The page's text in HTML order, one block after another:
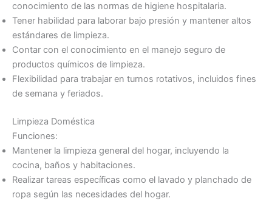
conocimiento de las normas de higiene hospitalaria.
Tener habilidad para laborar bajo presión y mantener altos
estándares de limpieza.
Contar con el conocimiento en el manejo seguro de
productos químicos de limpieza.
Flexibilidad para trabajar en turnos rotativos, incluidos fines
de semana y feriados.
Limpieza Doméstica
Funciones:
Mantener la limpieza general del hogar, incluyendo la
cocina, baños y habitaciones.
Realizar tareas específicas como el lavado y planchado de
ropa según las necesidades del hogar.